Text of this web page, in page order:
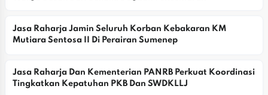
Jasa Raharja Jamin Seluruh Korban Kebakaran KM
Mutiara Sentosa II Di Perairan Sumenep
Jasa Raharja Dan Kementerian PANRB Perkuat Koordinasi
Tingkatkan Kepatuhan PKB Dan SWDKLLJ